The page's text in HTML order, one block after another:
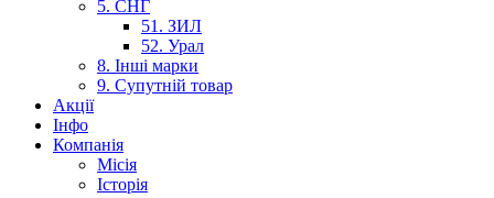
5. СНГ
51. ЗИЛ
52. Урал
8. Інші марки
9. Супутній товар
Акції
Інфо
Компанія
Місія
Історія